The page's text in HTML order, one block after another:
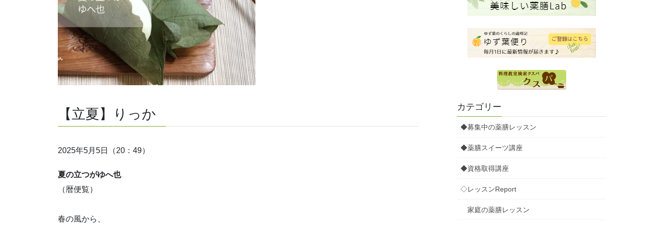
【立夏】りっか
2025年5月5日（20：49）
夏の立つがゆへ也
（暦便覧）
春の風から、
カテゴリー
◆募集中の薬膳レッスン
◆薬膳スイーツ講座
◆資格取得講座
◇レッスンReport
家庭の薬膳レッスン